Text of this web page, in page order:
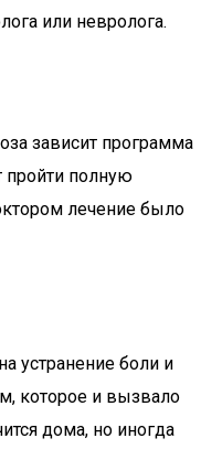
или невролога.
зависит программа
пройти полную
лечение было
устранение боли и
которое и вызвало
дома, но иногда